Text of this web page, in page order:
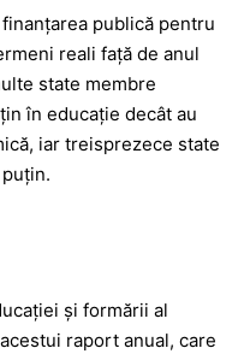
publică pentru
reali faţă de anul
state membre
în educaţie decât au
iar treisprezece state
şi formării al
raport anual, care